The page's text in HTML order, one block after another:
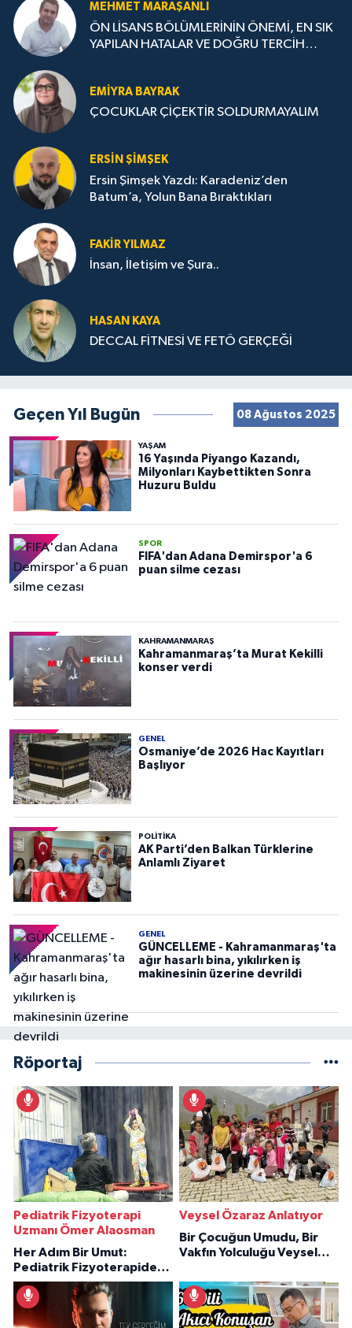
MEHMET MARAŞANLI
ÖN LİSANS BÖLÜMLERİNİN ÖNEMİ, EN SIK
YAPILAN HATALAR VE DOĞRU TERCİH
EMIYRA BAYRAK
ÇOCUKLAR ÇİÇEKTİR SOLDURMAYALIM
ERSIN ŞIMŞEK
Ersin Şimşek Yazdı: Karadeniz’den
Batum’a, Yolun Bana Bıraktıkları
FAKIR YILMAZ
İnsan, İletişim ve Şura..
HASAN KAYA
DECCAL FİTNESİ VE FETÖ GERÇEĞİ
Geçen Yıl Bugün 08 Ağustos 2025
YAŞAM
16 Yaşında Piyango Kazandı,
Milyonları Kaybettikten Sonra
Huzuru Buldu
SPOR
FIFA'dan Adana Demirspor'a 6
puan silme cezası
KAHRAMANMARAŞ
Kahramanmaraş’ta Murat Kekilli
konser verdi
GENEL
Osmaniye’de 2026 Hac Kayıtları
Başlıyor
POLITIKA
AK Parti’den Balkan Türklerine
Anlamlı Ziyaret
GENEL
GÜNCELLEME - Kahramanmaraş'ta
ağır hasarlı bina, yıkılırken iş
makinesinin üzerine devrildi
Röportaj
Pediatrik Fizyoterapi
Uzmanı Ömer Alaosman
Her Adım Bir Umut:
Pediatrik Fizyoterapiden
İlham Veren Hikâyeler
Veysel Özaraz Anlatıyor
Bir Çocuğun Umudu, Bir
Vakfın Yolculuğu Veysel